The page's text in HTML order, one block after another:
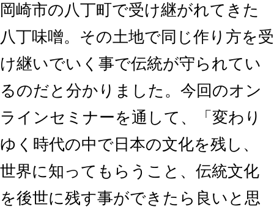
岡崎市の八丁町で受け継がれてきた
八丁味噌。その土地で同じ作り方を受
け継いでいく事で伝統が守られてい
るのだと分かりました。今回のオン
ラインセミナーを通して、「変わり
ゆく時代の中で日本の文化を残し、
世界に知ってもらうこと、伝統文化
を後世に残す事ができたら良いと思